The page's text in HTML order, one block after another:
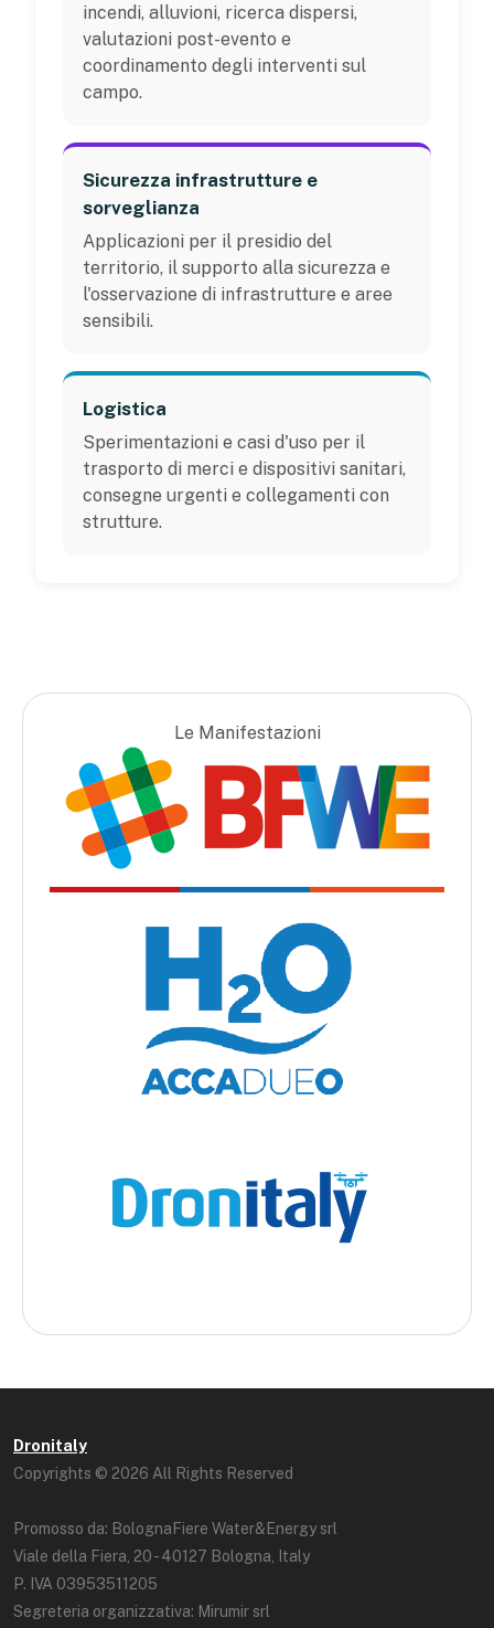
incendi, alluvioni, ricerca dispersi,
valutazioni post-evento e
coordinamento degli interventi sul
campo.
Sicurezza infrastrutture e
sorveglianza
Applicazioni per il presidio del
territorio, il supporto alla sicurezza e
l'osservazione di infrastrutture e aree
sensibili.
Logistica
Sperimentazioni e casi d'uso per il
trasporto di merci e dispositivi sanitari,
consegne urgenti e collegamenti con
strutture.
Le Manifestazioni
Dronitaly
Copyrights © 2026 All Rights Reserved
Promosso da: BolognaFiere Water&Energy srl
Viale della Fiera, 20 - 40127 Bologna, Italy
P. IVA 03953511205
Segreteria organizzativa: Mirumir srl